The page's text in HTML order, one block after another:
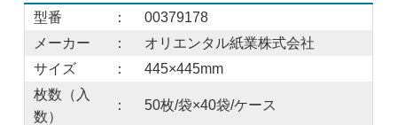
型番 ：
00379178
メーカー
：
オリエンタル紙業株式会社
サイズ
：
445×445mm
枚数（入
数）
： 50枚/袋×40袋/ケース